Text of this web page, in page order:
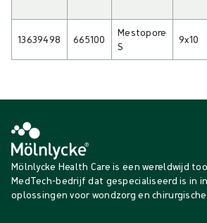
13639498 665100
Mestopore
S
9x10
Mölnlycke Health Care is een wereldwijd
MedTech-bedrijf dat gespecialiseerd is in
oplossingen voor wondzorg en